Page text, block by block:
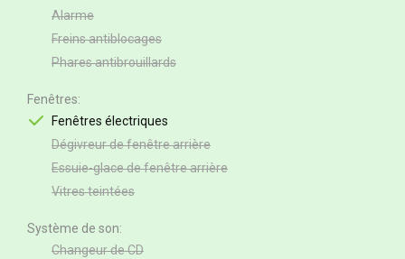
Alarme
Freins antiblocages
Phares antibrouillards
Fenêtres
Fenêtres électriques
Dégivreur de fenêtre arrière
Essuie-glace de fenêtre arrière
Vitres teintées
Système de son
Changeur de CD